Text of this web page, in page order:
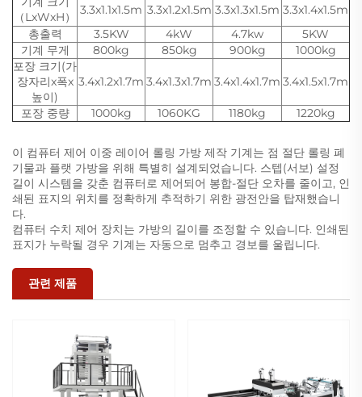
（LxWxH）
3.3x1.1x1.5m 3.3x1.2x1.5m 3.3x1.3x1.5m 3.3x1.4x1.5m
총출력
3.5KW 4kW 4.7kw
5KW
기계 무게
800kg 850kg 900kg
1000kg
포장 크기(가
장자리x폭x
높이)
3.4x1.2x1.7m 3.4x1.3x1.7m 3.4x1.4x1.7m 3.4x1.5x1.7m
포장 중량 1000kg 1060KG 1180kg 1220kg
이 컴퓨터 제어 이중 레이어 롤링 가방 제작 기계는 점 절단 롤링 폐
기물과 플랫 가방을 위해 특별히 설계되었습니다. 스텝(서보) 설정
길이 시스템을 갖춘 컴퓨터로 제어되어 봉합-절단 오차를 줄이고, 인
쇄된 표지의 위치를 정확하게 추적하기 위한 광전안을 탑재했습니
다.
컴퓨터 수치 제어 장치는 가방의 길이를 조정할 수 있습니다. 인쇄된
표지가 누락될 경우 기계는 자동으로 멈추고 경보를 울립니다.
관련 제품